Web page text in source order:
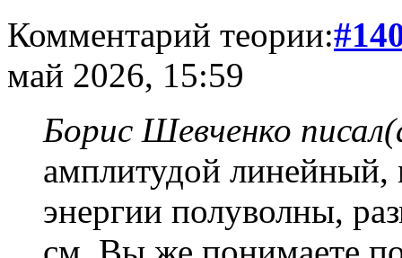
Комментарий теории:
май 2026, 15:59
Борис Шевченко
амплитудой линейный,
энергии полуволны,